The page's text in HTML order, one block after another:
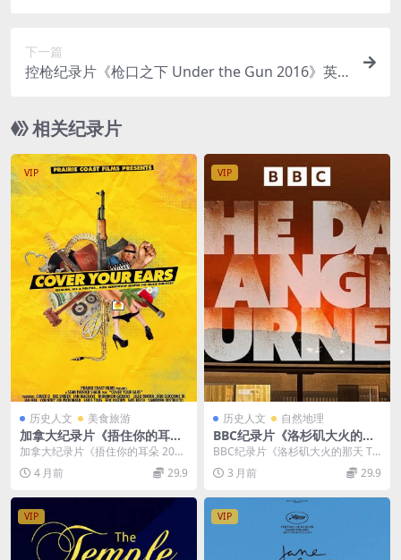
下一篇
控枪纪录片《枪口之下 Under the Gun 2016》英
相关纪录片
VIP
历史人文 美食旅游
加拿大纪录片《捂住你的耳朵
Cover Your Ears 2023》英语
中英双字 无水印纯净版 1080
P/MKV/1.7G 音乐审查制度
加拿大纪录片《捂住你的耳朵 202
3》介绍及资源信息 加拿大纪录片
《捂住你的耳朵...
4 月前 29.9
VIP
历史人文 自然地理
BBC纪录片《洛杉矶大火的那
天 The Day Los Angeles Bur
ned 2025》英语中英双字 无
水印纯净版 1080P/MKV/1.03
BBC纪录片《洛杉矶大火的那天 Th
e Day Los Angeles Burn...
3 月前 29.9
VIP VIP